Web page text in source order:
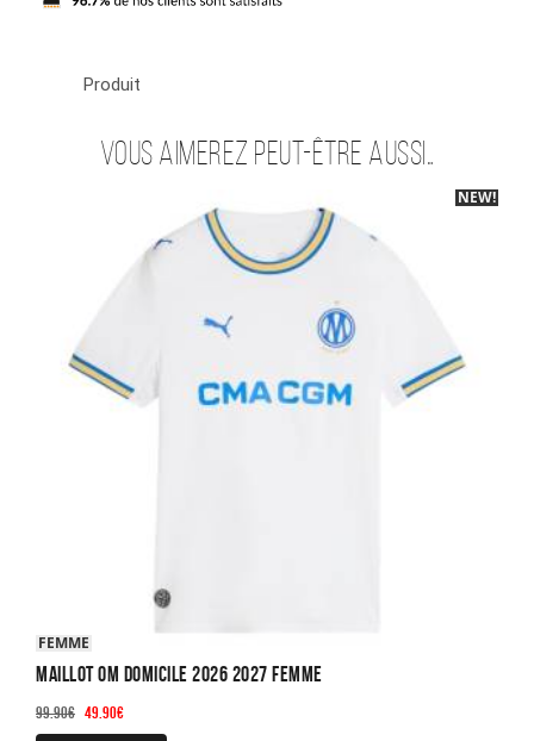
Produit
Vous aimerez peut-être aussi…
-40%
NEW!
FEMME
Maillot OM Domicile 2026 2027 Femme
99.90€ Le
prix
49.90€Le
prix